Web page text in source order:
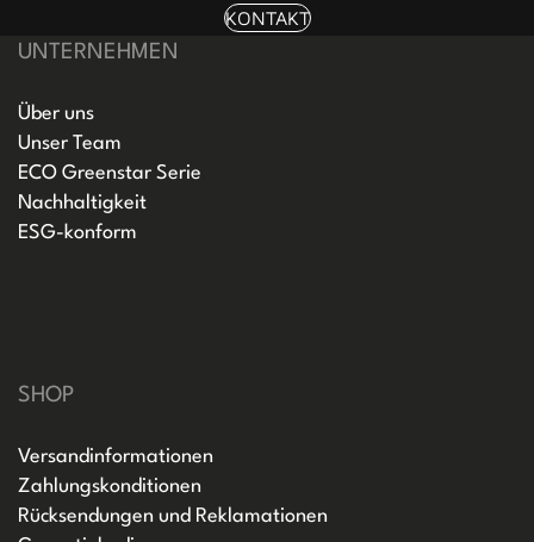
KONTAKT
UNTERNEHMEN
Über uns
Unser Team
ECO Greenstar Serie
Nachhaltigkeit
ESG-konform
SHOP
Versandinformationen
Zahlungskonditionen
Rücksendungen und Reklamationen